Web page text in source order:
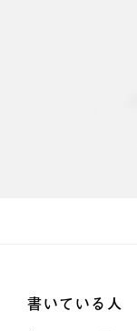
書いている人